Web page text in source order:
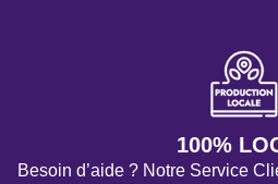
100%
Besoin d’aide ? Notre Service